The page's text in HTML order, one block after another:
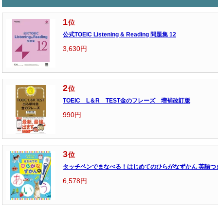
1位
公式TOEIC Listening & Reading 問題集 12
3,630円
2位
TOEIC L＆R TEST金のフレーズ 増補改訂版
990円
3位
タッチペンでまなべる！はじめてのひらがなずかん 英語つ
6,578円